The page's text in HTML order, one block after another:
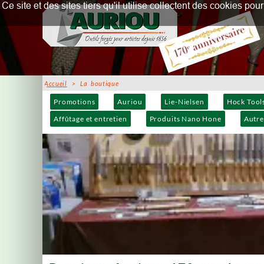
Promotions Auriou Lie-Nielsen Hock
Affûtage et entretien
Produits Nano Hone
Accueil > La boutique
Ce site et des sites tiers qu'il utilise collectent des cookies